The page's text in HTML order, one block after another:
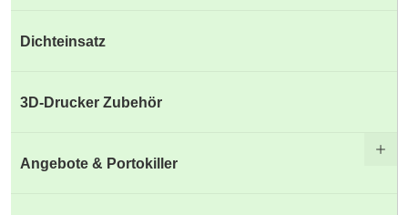
Dichteinsatz
3D-Drucker Zubehör
Angebote & Portokiller